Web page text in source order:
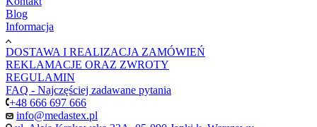
Blog
Informacja
DOSTAWA I REALIZACJA ZAMÓWIEŃ
REKLAMACJE ORAZ ZWROTY
REGULAMIN
FAQ - Najczęściej zadawane pytania
+48 666 697 666
info@medastex.pl